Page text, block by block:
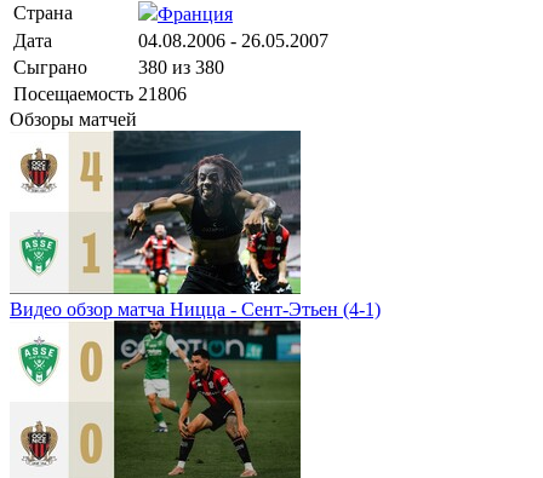
Страна
Франция
Дата
04.08.2006 - 26.05.2007
Сыграно
380 из 380
Посещаемость 21806
Обзоры матчей
Видео обзор матча Ницца - Сент-Этьен (4-1)